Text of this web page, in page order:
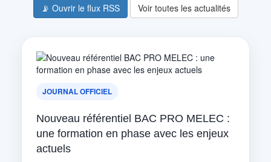
📡 Ouvrir le flux RSS Voir toutes les actualités
JOURNAL OFFICIEL
Nouveau référentiel BAC PRO MELEC :
une formation en phase avec les enjeux
actuels